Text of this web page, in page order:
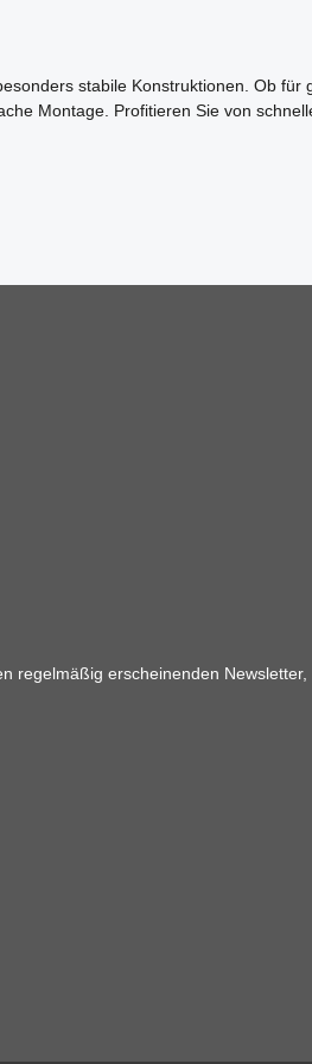
stabile Konstruktionen. Ob
Montage. Profitieren Sie von
regelmäßig erscheinenden